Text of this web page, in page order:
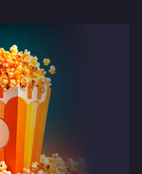
São nada menos que
da América, o
contado por meio de
como Ariel Ortega,
Exclusivo Netflix.